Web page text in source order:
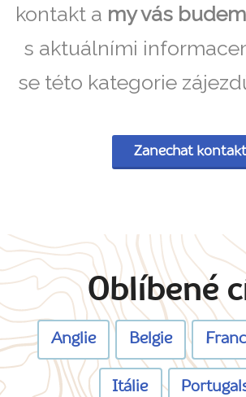
kontakt a my vás
s aktuálními
se této kategorie
Zanechat
Oblíbené
Anglie Belgie
Itálie